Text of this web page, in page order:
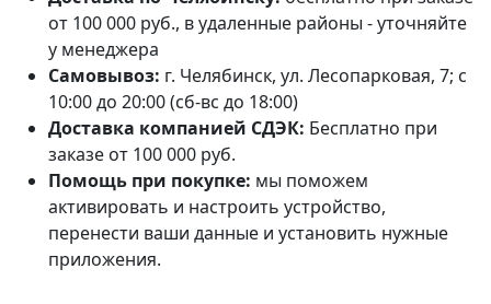
от 100 000 руб., в удаленные районы - уточняйте
у менеджера
Самовывоз: г. Челябинск, ул. Лесопарковая, 7; с
10:00 до 20:00 (сб-вс до 18:00)
Доставка компанией СДЭК: Бесплатно при
заказе от 100 000 руб.
Помощь при покупке: мы поможем
активировать и настроить устройство,
перенести ваши данные и установить нужные
приложения.